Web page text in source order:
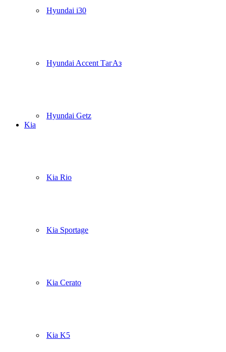
Hyundai i30
Hyundai Accent ТагАз
Hyundai Getz
Kia
Kia Rio
Kia Sportage
Kia Cerato
Kia K5